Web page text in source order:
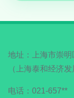
地址：上海市崇
（上海泰和经济发
电话：021-657**